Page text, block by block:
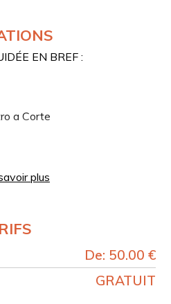
EN BREF :
a Corte
plus
De: 50.00 €
GRATUIT